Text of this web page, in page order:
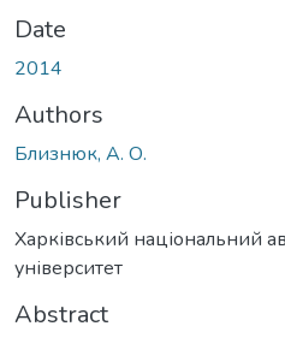
Date
2014
Authors
Близнюк, А. О.
Publisher
Харківський національний
університет
Abstract